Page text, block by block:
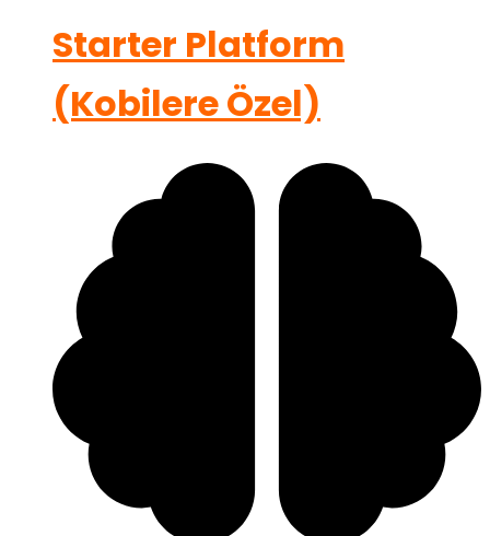
Starter Platform
(Kobilere Özel)